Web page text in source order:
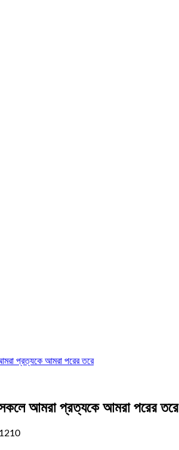
প্রত্যকে আমরা পরের তরে
আমরা প্রত্যকে আমরা পরের তরে
1210